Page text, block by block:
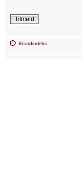
Tilmeld
Boardindeks